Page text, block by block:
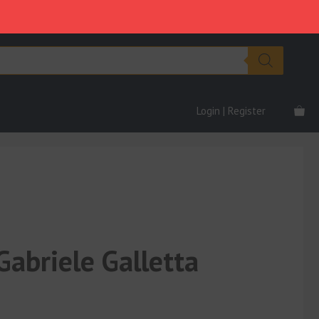
Login | Register
Galletta
€890.00.€59.00.
quantità